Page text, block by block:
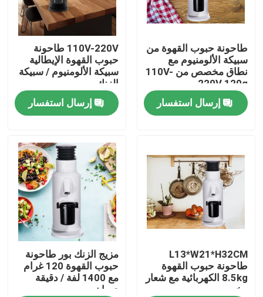
جولة في المعمل
مراقبة الجودة
اتصل بنا
مطحنة حبوب البن
مطحنة القهوة
مطحنة قهوة بدون جرعات
طاحونة القهوة التجارية
طاحونة حبوب القهوة من
سبيكة الألومنيوم مع
نطاق مخصص من 110V-
220V 120g
إرسال استفسار
110V-220V طاحونة
حبوب القهوة الإيطالية
سبيكة الألومنيوم / سبيكة
الزنك
إرسال استفسار
L13*W21*H32CM
طاحونة حبوب القهوة
8.5kg الكهربائية مع شعار
مخصص
مزيج الزنك بور طاحونة
حبوب القهوة 120 غرام
مع 1400 لفة / دقيقة
دوران